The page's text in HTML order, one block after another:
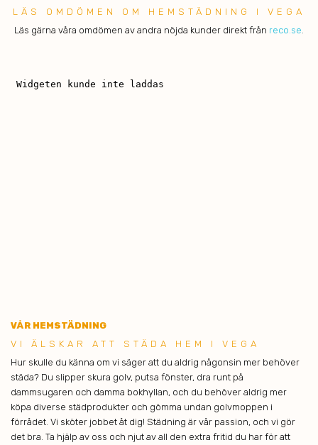
LÄS OMDÖMEN OM HEMSTÄDNING I VEGA
Läs gärna våra omdömen av andra nöjda kunder direkt från reco.se
VÅR HEMSTÄDNING
VI ÄLSK AR ATT STÄDA HEM I VEGA
Hur skulle du känna om vi säger att du aldrig någonsin mer behöver
städa? Du slipper skura golv, putsa fönster, dra runt på
dammsugaren och damma bokhyllan, och du behöver aldrig mer
köpa diverse städprodukter och gömma undan golvmoppen i
förrådet. Vi sköter jobbet åt dig! Städning är vår passion, och vi gör
det bra. Ta hjälp av oss och njut av all den extra fritid du har för att